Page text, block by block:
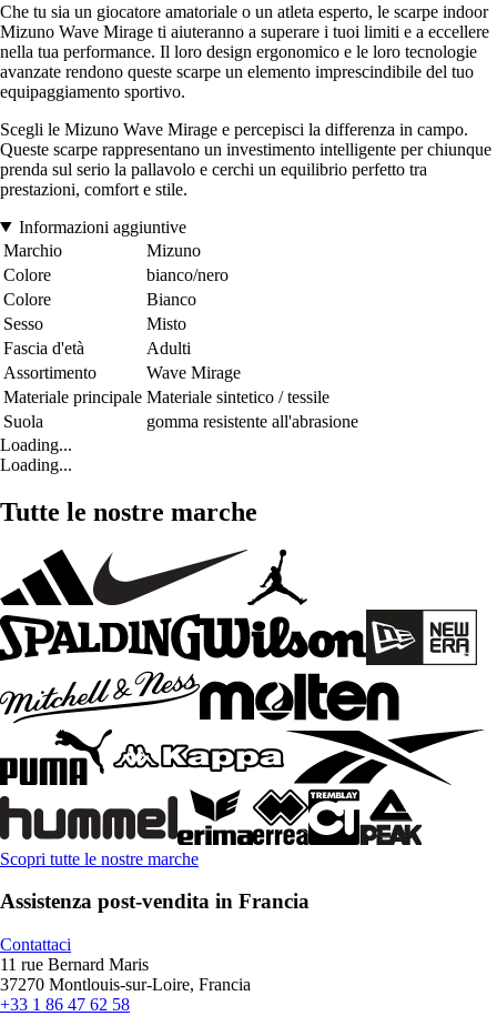
Che tu sia un giocatore amatoriale o un atleta esperto, le scarpe indoor
Mizuno Wave Mirage ti aiuteranno a superare i tuoi limiti e a eccellere
nella tua performance. Il loro design ergonomico e le loro tecnologie
avanzate rendono queste scarpe un elemento imprescindibile del tuo
equipaggiamento sportivo.
Scegli le Mizuno Wave Mirage e percepisci la differenza in campo.
Queste scarpe rappresentano un investimento intelligente per chiunque
prenda sul serio la pallavolo e cerchi un equilibrio perfetto tra
prestazioni, comfort e stile.
Informazioni aggiuntive
Marchio
Mizuno
Colore
bianco/nero
Colore
Bianco
Sesso
Misto
Fascia d'età
Adulti
Assortimento
Wave Mirage
Materiale principale Materiale sintetico / tessile
Suola
gomma resistente all'abrasione
Loading...
Loading...
Tutte le nostre marche
Scopri tutte le nostre marche
Assistenza post-vendita in Francia
Contattaci
11 rue Bernard Maris
37270 Montlouis-sur-Loire, Francia
+33 1 86 47 62 58